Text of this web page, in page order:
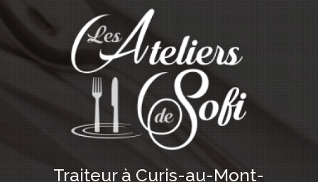
Traiteur à Curis-au-Mont-